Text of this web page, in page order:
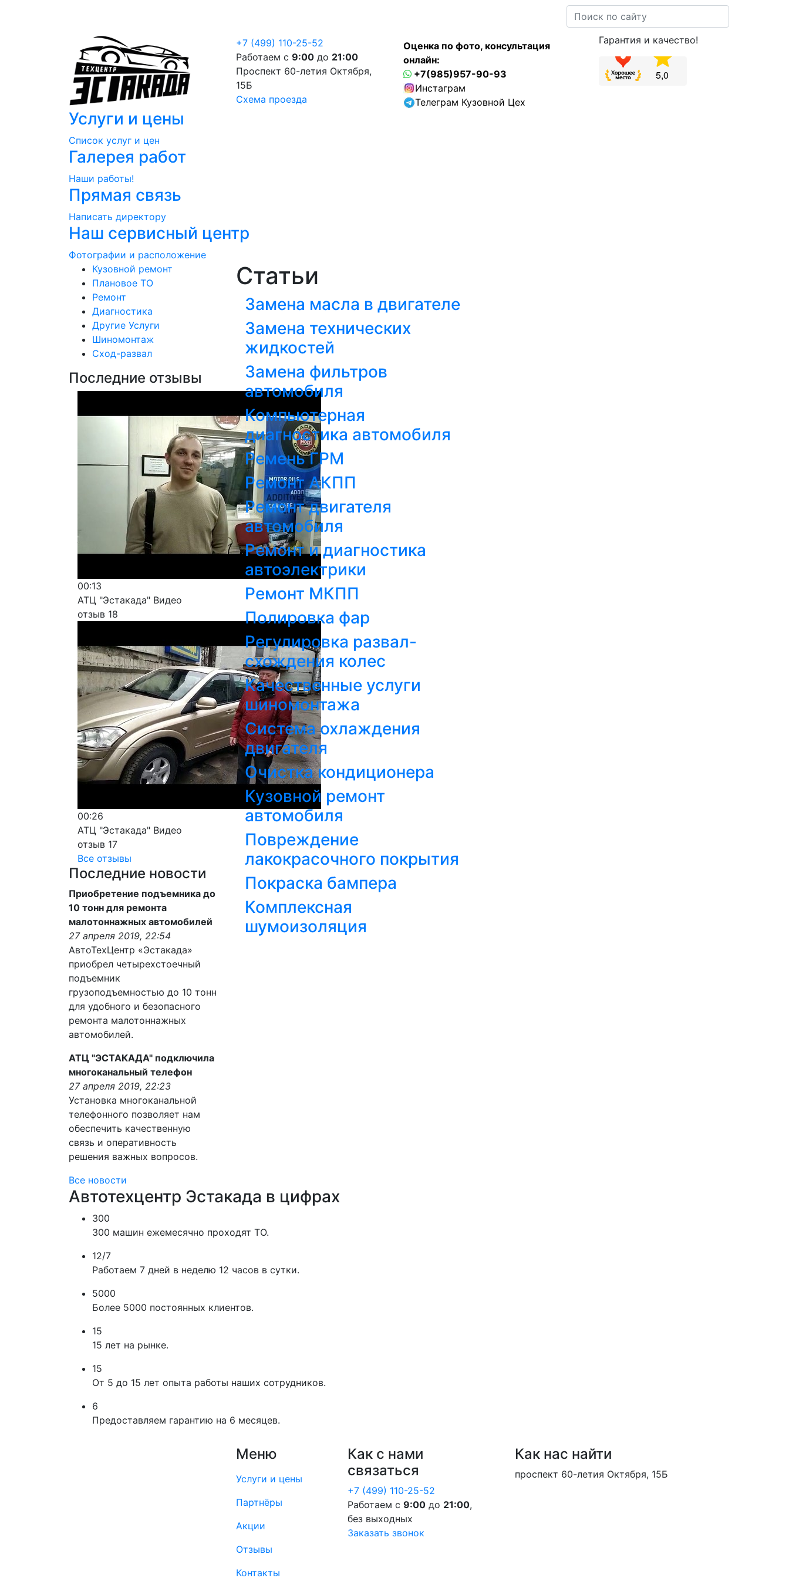
+7 (499) 110-25-52
Работаем с 9:00 до 21:00
Проспект 60-летия Октября,
15Б
Схема проезда
Оценка по фото, консультация
онлайн:
+7(985)957-90-93
Инстаграм
Телеграм Кузовной Цех
Гарантия и качество!
Услуги и цены
Cписок услуг и цен
Галерея работ
Наши работы!
Прямая связь
Написать директору
Наш сервисный центр
Фотографии и расположение
Кузовной ремонт
Плановое ТО
Ремонт
Диагностика
Другие Услуги
Шиномонтаж
Сход-развал
Последние отзывы
00:13
АТЦ "Эстакада" Видео
отзыв 18
00:26
АТЦ "Эстакада" Видео
отзыв 17
Все отзывы
Последние новости
Приобретение подъемника до
10 тонн для ремонта
малотоннажных автомобилей
27 апреля 2019, 22:54
АвтоТехЦентр «Эстакада»
приобрел четырехстоечный
подъемник
грузоподъемностью до 10 тонн
для удобного и безопасного
ремонта малотоннажных
автомобилей.
АТЦ "ЭСТАКАДА" подключила
многоканальный телефон
27 апреля 2019, 22:23
Установка многоканальной
телефонного позволяет нам
обеспечить качественную
связь и оперативность
решения важных вопросов.
Все новости
Статьи
Замена масла в двигателе
Замена технических
жидкостей
Замена фильтров
автомобиля
Компьютерная
диагностика автомобиля
Ремень ГРМ
Ремонт АКПП
Ремонт двигателя
автомобиля
Ремонт и диагностика
автоэлектрики
Ремонт МКПП
Полировка фар
Регулировка развал-
схождения колес
Качественные услуги
шиномонтажа
Система охлаждения
двигателя
Очистка кондиционера
Кузовной ремонт
автомобиля
Повреждение
лакокрасочного покрытия
Покраска бампера
Комплексная
шумоизоляция
Автотехцентр Эстакада в цифрах
300
300 машин ежемесячно проходят ТО.
12/7
Работаем 7 дней в неделю 12 часов в сутки.
5000
Более 5000 постоянных клиентов.
15
15 лет на рынке.
15
От 5 до 15 лет опыта работы наших сотрудников.
6
Предоставляем гарантию на 6 месяцев.
Меню
Услуги и цены
Партнёры
Акции
Отзывы
Контакты
Как с нами
связаться
+7 (499) 110-25-52
Работаем с 9:00 до 21:00,
без выходных
Заказать звонок
Как нас найти
проспект 60-летия Октября, 15Б